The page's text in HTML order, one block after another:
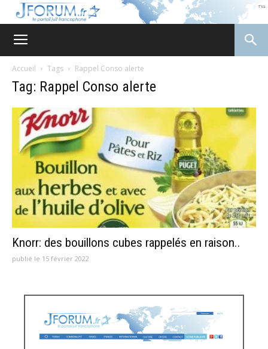
Accueil Tags Rappel Conso alerte
Tag: Rappel Conso alerte
Knorr: des bouillons cubes rappelés en raison..
publié le 15 février 2022